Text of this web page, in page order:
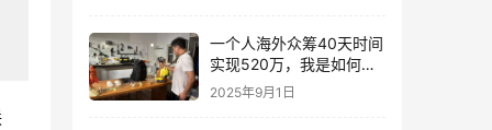
一个人海外众筹40天时间
实现520万，我是如何做
到的？丨出海笔记
2025年9月1日